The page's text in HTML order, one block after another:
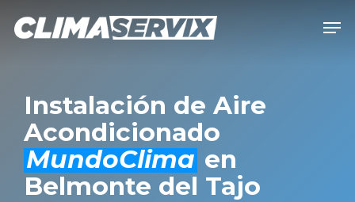
Instalación de Aire
Acondicionado
MundoClima en
Belmonte del Tajo